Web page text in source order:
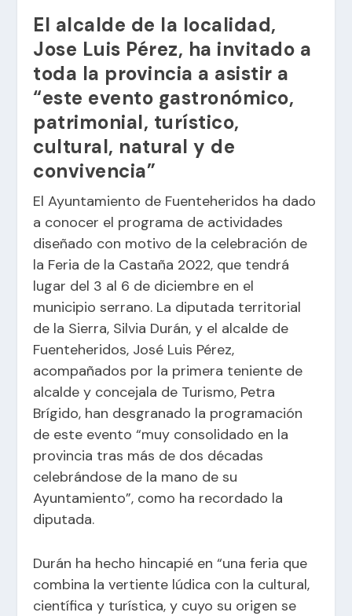
El alcalde de la localidad,
Jose Luis Pérez, ha invitado a
toda la provincia a asistir a
“este evento gastronómico,
patrimonial, turístico,
cultural, natural y de
convivencia”
El Ayuntamiento de Fuenteheridos ha dado
a conocer el programa de actividades
diseñado con motivo de la celebración de
la Feria de la Castaña 2022, que tendrá
lugar del 3 al 6 de diciembre en el
municipio serrano. La diputada territorial
de la Sierra, Silvia Durán, y el alcalde de
Fuenteheridos, José Luis Pérez,
acompañados por la primera teniente de
alcalde y concejala de Turismo, Petra
Brígido, han desgranado la programación
de este evento “muy consolidado en la
provincia tras más de dos décadas
celebrándose de la mano de su
Ayuntamiento”, como ha recordado la
diputada.
Durán ha hecho hincapié en “una feria que
combina la vertiente lúdica con la cultural,
científica y turística, y cuyo su origen se